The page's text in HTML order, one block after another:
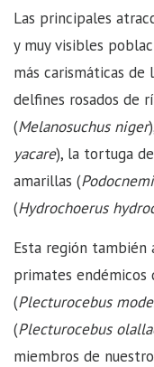
Las principales
y muy visibles
más carismáticas de
delfines rosados de
(Melanosuchus niger
yacare), la tortuga
amarillas (
(Hydrochoerus
Esta región también
primates
(Plecturocebus
(Plecturocebus
miembros de